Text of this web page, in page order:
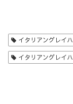
イタリアングレイ
イタリアングレイ